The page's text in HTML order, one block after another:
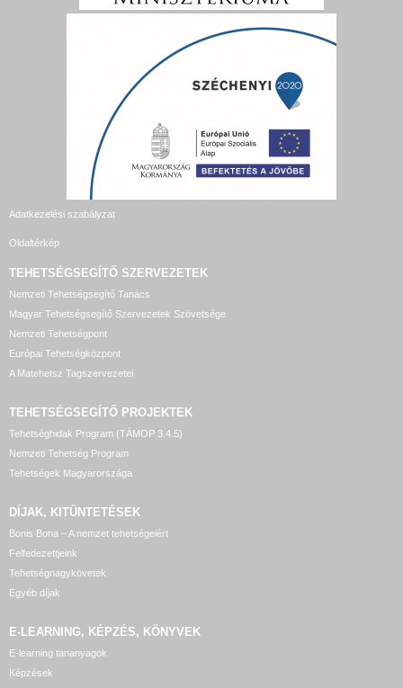
Adatkezelési szabályzat
Oldaltérkép
TEHETSÉGSEGÍTŐ SZERVEZETEK
Nemzeti Tehetségsegítő Tanács
Magyar Tehetségsegítő Szervezetek Szövetsége
Nemzeti Tehetségpont
Európai Tehetségközpont
A Matehetsz Tagszervezetei
TEHETSÉGSEGÍTŐ PROJEKTEK
Tehetséghidak Program (TÁMOP 3.4.5)
Nemzeti Tehetség Program
Tehetségek Magyarországa
DÍJAK, KITÜNTETÉSEK
Bonis Bona – A nemzet tehetségeiért
Felfedezettjeink
Tehetségnagykövetek
Egyéb díjak
E-LEARNING, KÉPZÉS, KÖNYVEK
E-learning tananyagok
Képzések